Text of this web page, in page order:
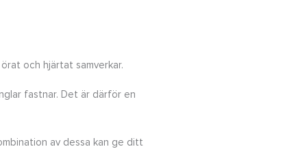
och hjärtat samverkar.
fastnar. Det är därför en
av dessa kan ge ditt